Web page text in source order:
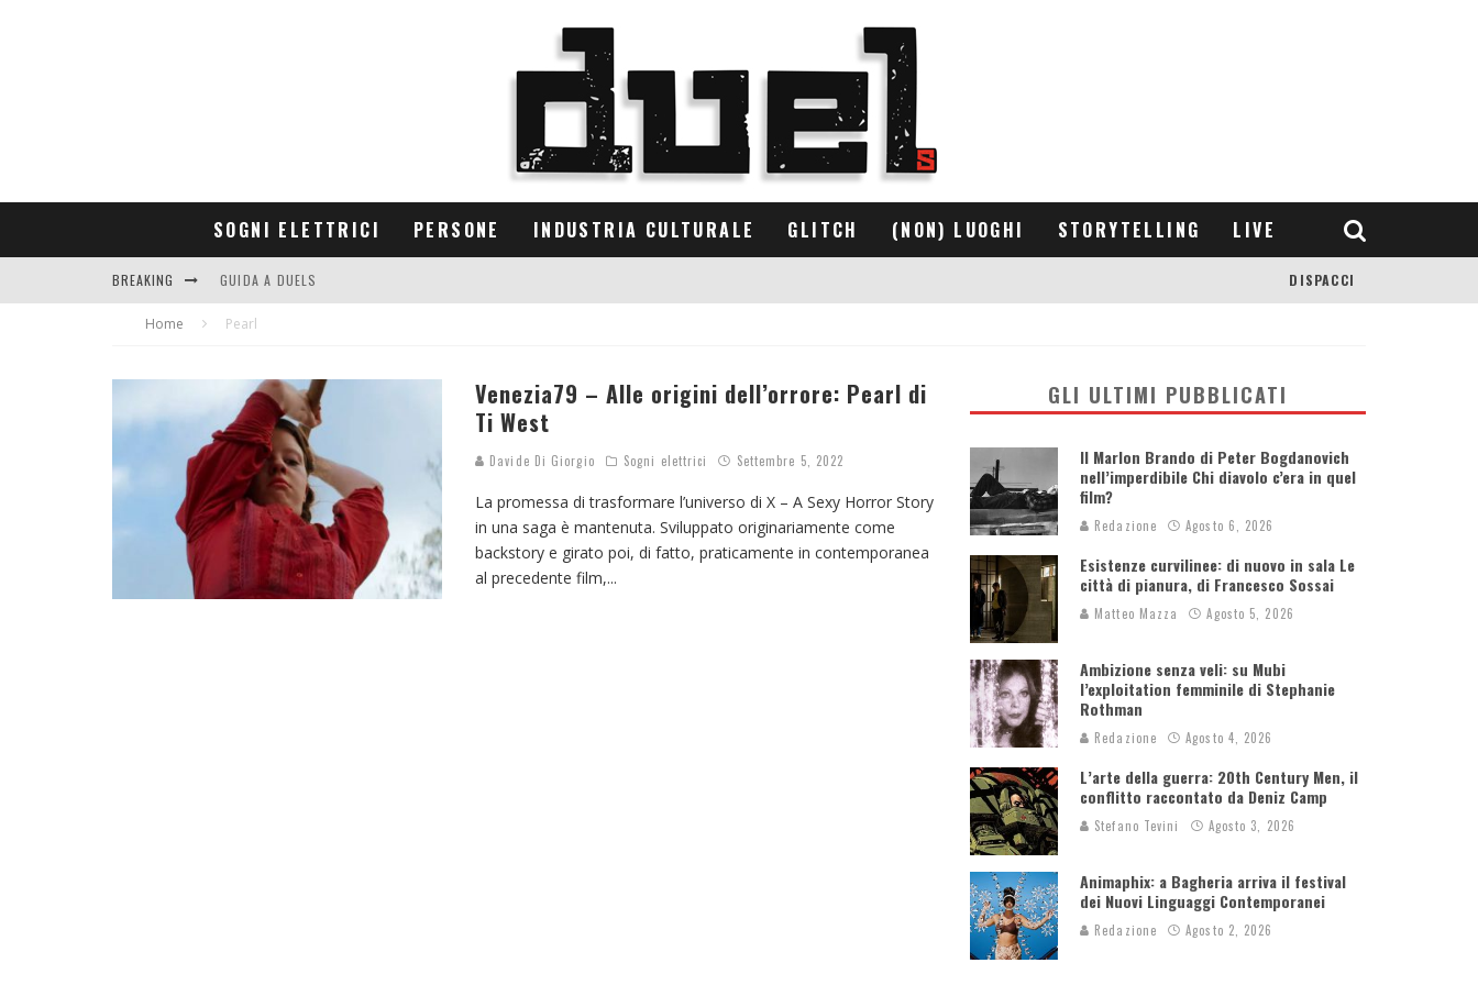
SOGNI ELETTRICI PERSONE INDUSTRIA CULTURALE GLITCH (NON) LUOGHI STORYTELLING LIVE
BREAKING GUIDA A DUELS
CONTRIBUTORS
DISPACCI
Home Pearl
Venezia79 – Alle origini dell’orrore: Pearl di
Ti West
Davide Di Giorgio Sogni elettrici Settembre 5, 2022
La promessa di trasformare l’universo di X – A Sexy Horror Story
in una saga è mantenuta. Sviluppato originariamente come
backstory e girato poi, di fatto, praticamente in contemporanea
al precedente film,...
GLI ULTIMI PUBBLICATI
Il Marlon Brando di Peter Bogdanovich
nell’imperdibile Chi diavolo c’era in quel
film?
Redazione Agosto 6, 2026
Esistenze curvilinee: di nuovo in sala Le
città di pianura, di Francesco Sossai
Matteo Mazza Agosto 5, 2026
Ambizione senza veli: su Mubi
l’exploitation femminile di Stephanie
Rothman
Redazione Agosto 4, 2026
L’arte della guerra: 20th Century Men, il
conflitto raccontato da Deniz Camp
Stefano Tevini Agosto 3, 2026
Animaphix: a Bagheria arriva il festival
dei Nuovi Linguaggi Contemporanei
Redazione Agosto 2, 2026